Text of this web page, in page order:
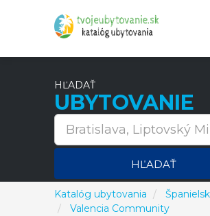
HĽADAŤ
UBYTOVANIE
HĽADAŤ
Katalóg ubytovania
Valencia Community